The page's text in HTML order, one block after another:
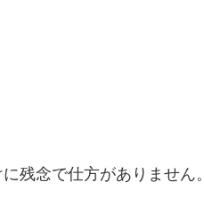
残念で仕方がありません。